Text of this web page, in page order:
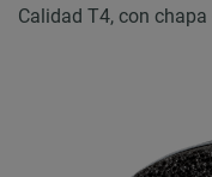
Calidad T4, con